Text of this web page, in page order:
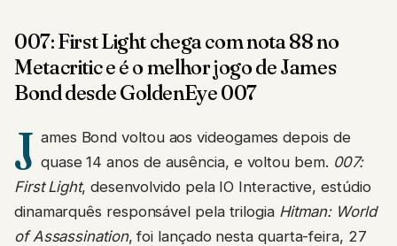
007: First Light chega com nota 88 no
Metacritic e é o melhor jogo de James
Bond desde GoldenEye 007
J ames Bond voltou aos videogames depois de
quase 14 anos de ausência, e voltou bem. 007:
First Light, desenvolvido pela IO Interactive, estúdio
dinamarquês responsável pela trilogia Hitman: World
of Assassination, foi lançado nesta quarta-feira, 27